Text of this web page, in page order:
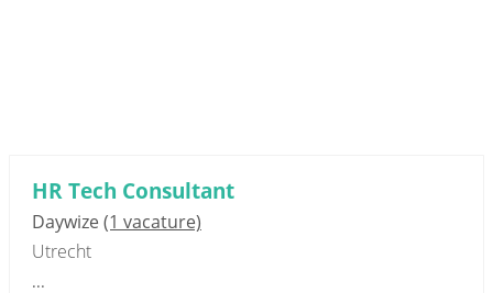
HR Tech Consultant
Daywize(1 vacature)
Utrecht
...